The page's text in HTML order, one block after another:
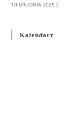
10 GRUDNIA 2025 /
григоріанським
Kalendarz